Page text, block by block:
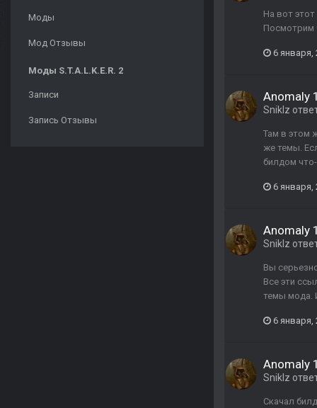
Моды
Мод Отзывы
Моды S.T.A.L.K.E.R. 2
Записи
Запись Отзывы
На вот
Посмотрим
6 января,
Anomaly
Sniklz
Там в этом
же темы.
билдом что-
6 января,
Anomaly
Sniklz
Вы
Все эти
темы мода.
6 января,
Anomaly
Sniklz
Скачал